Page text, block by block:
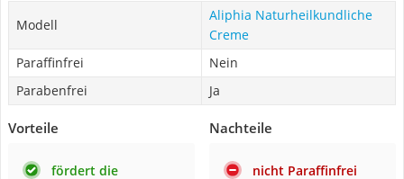
Modell
Aliphia Naturheilkundliche
Creme
Paraffinfrei
Nein
Parabenfrei
Ja
Vorteile
fördert die
Nachteile
nicht Paraffinfrei